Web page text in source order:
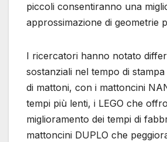
piccoli consentiranno una
approssimazione di geometrie
I ricercatori hanno notato
sostanziali nel tempo di
di mattoni, con i mattoncini
tempi più lenti, i LEGO che
miglioramento dei tempi di
mattoncini DUPLO che